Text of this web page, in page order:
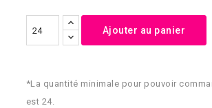
Ajouter au panier
*La quantité minimale pour pouvoir
est 24.